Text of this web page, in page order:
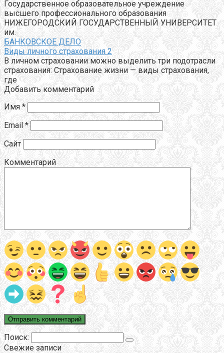
Государственное образовательное учреждение
высшего профессионального образования
НИЖЕГОРОДСКИЙ ГОСУДАРСТВЕННЫЙ УНИВЕРСИТЕТ
им.
БАНКОВСКОЕ ДЕЛО
Виды личного страхования 2
В личном страховании можно выделить три подотрасли
страхования: Страхование жизни — виды страхования,
где
Добавить комментарий
Имя *
Email *
Сайт
Комментарий
Поиск:
Свежие записи